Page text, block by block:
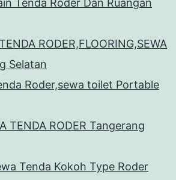
Tenda Roder Dan Ruangan
RODER,FLOORING,SEWA
Selatan
Roder,sewa toilet Portable
TENDA RODER Tangerang
Tenda Kokoh Type Roder